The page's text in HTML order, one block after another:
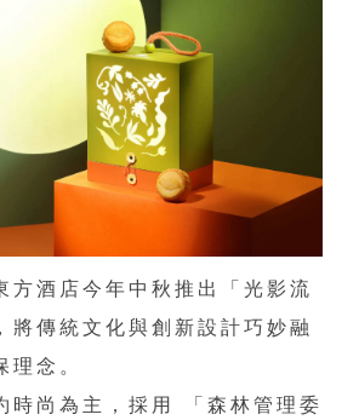
方酒店今年中秋推出「光影流
將傳統文化與創新設計巧妙融
理念。
時尚為主，採用 「森林管理委